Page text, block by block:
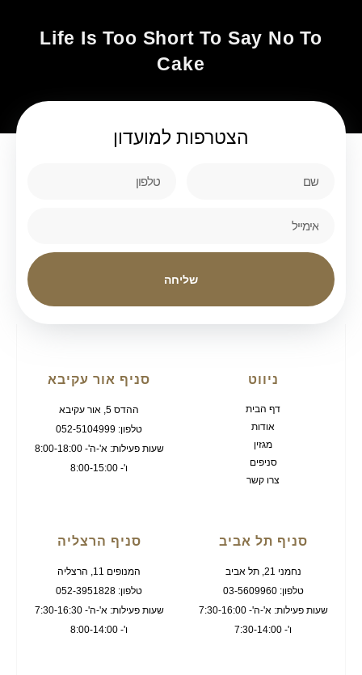
Life Is Too Short To Say No To
Cake
הצטרפות למועדון
שליחה
ניווט
דף הבית
אודות
מגזין
סניפים
צרו קשר
סניף אור עקיבא
ההדס 5, אור עקיבא
טלפון: 052-5104999
שעות פעילות: א'-ה'- 8:00-18:00
ו'- 8:00-15:00
סניף תל אביב
נחמני 21, תל אביב
טלפון: 03-5609960
שעות פעילות: א'-ה'- 7:30-16:00
ו'- 7:30-14:00
סניף הרצליה
המנופים 11, הרצליה
טלפון: 052-3951828
שעות פעילות: א'-ה'- 7:30-16:30
ו'- 8:00-14:00